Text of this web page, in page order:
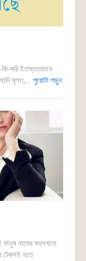
কি-করি ইতস্ততভাবে
মূলত,... পুরোটা পড়ুন
নামের মহলখানা
টেকসই হতে